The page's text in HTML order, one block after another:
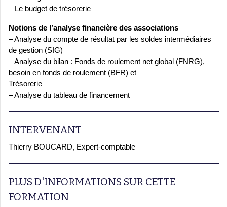
– Le budget de trésorerie
Notions de l’analyse financière des associations
– Analyse du compte de résultat par les soldes intermédiaires
de gestion (SIG)
– Analyse du bilan : Fonds de roulement net global (FNRG),
besoin en fonds de roulement (BFR) et
Trésorerie
– Analyse du tableau de financement
INTERVENANT
Thierry BOUCARD, Expert-comptable
PLUS D'INFORMATIONS SUR CETTE
FORMATION